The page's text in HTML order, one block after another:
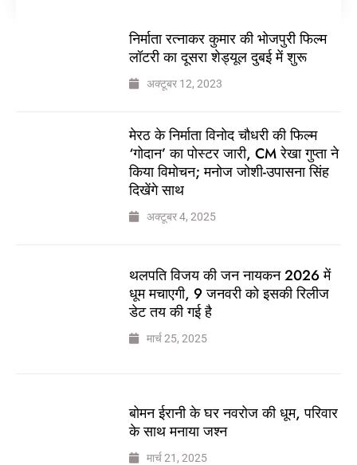
निर्माता रत्नाकर कुमार की भोजपुरी फिल्म
लॉटरी का दूसरा शेड्यूल दुबई में शुरू
अक्टूबर 12, 2023
मेरठ के निर्माता विनोद चौधरी की फिल्म
‘गोदान’ का पोस्टर जारी, CM रेखा गुप्ता ने
किया विमोचन; मनोज जोशी-उपासना सिंह
दिखेंगे साथ
अक्टूबर 4, 2025
थलपति विजय की जन नायकन 2026 में
धूम मचाएगी, 9 जनवरी को इसकी रिलीज
डेट तय की गई है
मार्च 25, 2025
बोमन ईरानी के घर नवरोज की धूम, परिवार
के साथ मनाया जश्न
मार्च 21, 2025